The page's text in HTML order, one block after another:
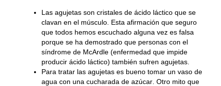
Las agujetas son cristales de ácido láctico que se
clavan en el músculo. Esta afirmación que seguro
que todos hemos escuchado alguna vez es falsa
porque se ha demostrado que personas con el
síndrome de McArdle (enfermedad que impide
producir ácido láctico) también sufren agujetas.
Para tratar las agujetas es bueno tomar un vaso de
agua con una cucharada de azúcar. Otro mito que